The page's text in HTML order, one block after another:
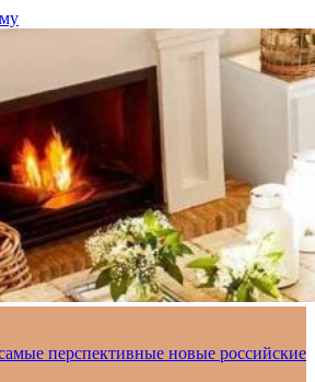
перспективные новые российские